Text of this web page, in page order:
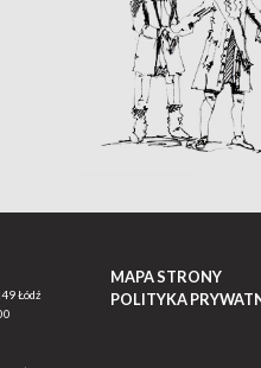
Łódź
MAPA STRONY
POLITYKA